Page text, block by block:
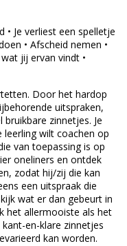
• Je verliest een spelletje
• Afscheid nemen •
jij ervan vindt •
Door het hardop
uitspraken,
zinnetjes. Je
wilt coachen op
van toepassing is op
oneliners en ontdek
zodat hij/zij die kan
een uitspraak die
wat er dan gebeurt in
het allermooiste als het
en-klare zinnetjes
kan worden.